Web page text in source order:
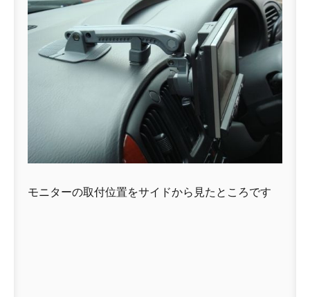
モニターの取付位置をサイドから見たところです